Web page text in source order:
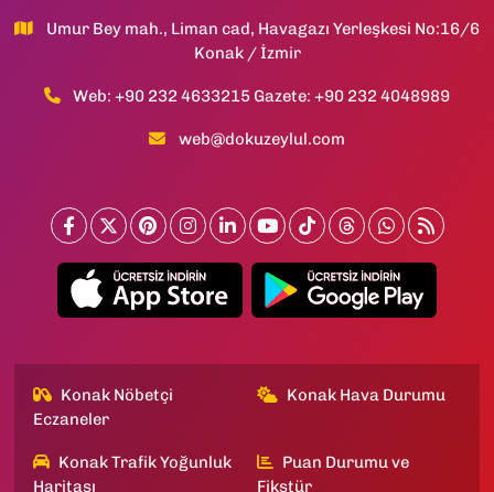
Umur Bey mah., Liman cad, Havagazı Yerleşkesi No:16/6
Konak / İzmir
Web: +90 232 4633215 Gazete: +90 232 4048989
web@dokuzeylul.com
Konak Nöbetçi
Eczaneler
Konak Hava Durumu
Konak Trafik Yoğunluk
Haritası
Puan Durumu ve
Fikstür